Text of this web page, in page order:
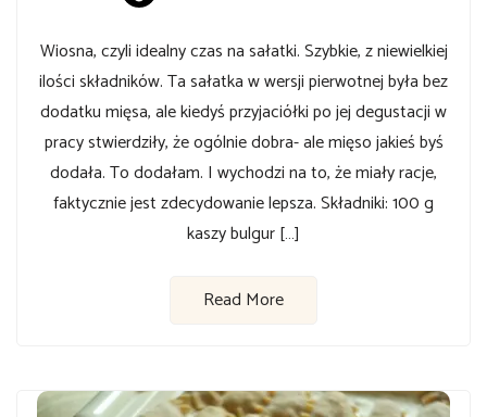
Wiosna, czyli idealny czas na sałatki. Szybkie, z niewielkiej
ilości składników. Ta sałatka w wersji pierwotnej była bez
dodatku mięsa, ale kiedyś przyjaciółki po jej degustacji w
pracy stwierdziły, że ogólnie dobra- ale mięso jakieś byś
dodała. To dodałam. I wychodzi na to, że miały racje,
faktycznie jest zdecydowanie lepsza. Składniki: 100 g
kaszy bulgur […]
Read More